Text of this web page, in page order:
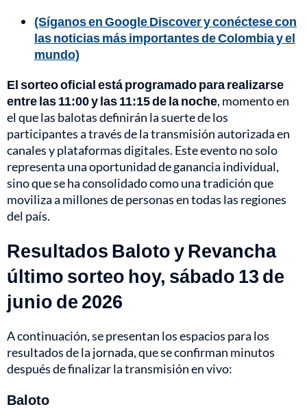
(Síganos en Google Discover y conéctese con
las noticias más importantes de Colombia y el
mundo)
El sorteo oficial está programado para realizarse
entre las 11:00 y las 11:15 de la noche, momento en
el que las balotas definirán la suerte de los
participantes a través de la transmisión autorizada en
canales y plataformas digitales. Este evento no solo
representa una oportunidad de ganancia individual,
sino que se ha consolidado como una tradición que
moviliza a millones de personas en todas las regiones
del país.
Resultados Baloto y Revancha
último sorteo hoy, sábado 13 de
junio de 2026
A continuación, se presentan los espacios para los
resultados de la jornada, que se confirman minutos
después de finalizar la transmisión en vivo:
Baloto